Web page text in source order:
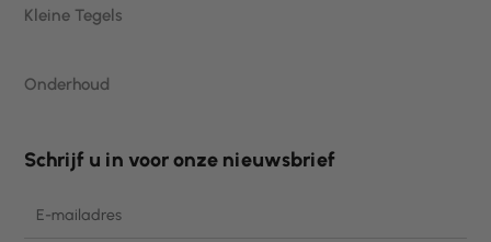
Kleine Tegels
Onderhoud
Schrijf u in voor onze nieuwsbrief
Email